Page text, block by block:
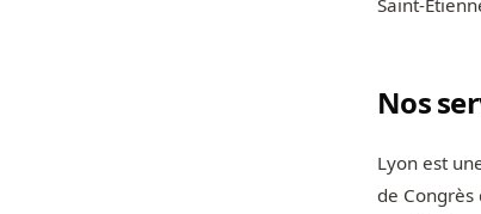
Saint-
Nos
Lyon est
de